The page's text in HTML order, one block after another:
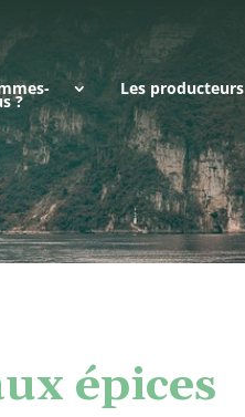
?
Les producteurs
épices